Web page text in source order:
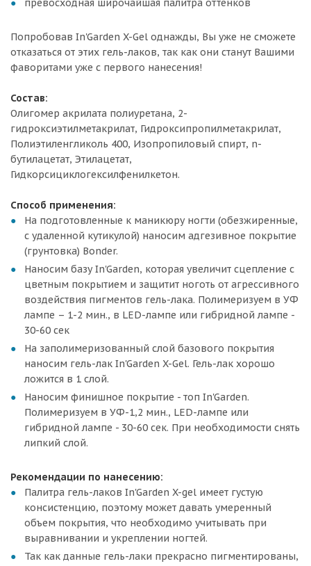
превосходная широчайшая палитра оттенков
Попробовав In'Garden X-Gel однажды, Вы уже не сможете
отказаться от этих гель-лаков, так как они станут Вашими
фаворитами уже с первого нанесения!
Состав:
Олигомер акрилата полиуретана, 2-
гидроксиэтилметакрилат, Гидроксипропилметакрилат,
Полиэтиленгликоль 400, Изопропиловый спирт, n-
бутилацетат, Этилацетат,
Гидкорсициклогексилфенилкетон.
Способ применения:
На подготовленные к маникюру ногти (обезжиренные,
с удаленной кутикулой) наносим адгезивное покрытие
(грунтовка) Bonder.
Наносим базу In'Garden, которая увеличит сцепление с
цветным покрытием и защитит ноготь от агрессивного
воздействия пигментов гель-лака. Полимеризуем в УФ
лампе – 1-2 мин., в LED-лампе или гибридной лампе -
30-60 сек
На заполимеризованный слой базового покрытия
наносим гель-лак In'Garden X-Gel. Гель-лак хорошо
ложится в 1 слой.
Наносим финишное покрытие - топ In'Garden.
Полимеризуем в УФ-1,2 мин., LED-лампе или
гибридной лампе - 30-60 сек. При необходимости снять
липкий слой.
Рекомендации по нанесению:
Палитра гель-лаков In'Garden X-gel имеет густую
консистенцию, поэтому может давать умеренный
объем покрытия, что необходимо учитывать при
выравнивании и укреплении ногтей.
Так как данные гель-лаки прекрасно пигментированы,